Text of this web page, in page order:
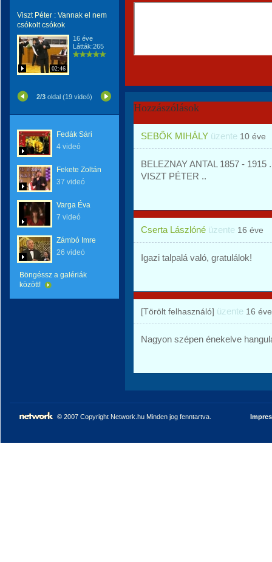
Viszt Péter : Vannak el nem
csókolt csókok
02:46
16 éve
Látták:265
2/3 oldal (19 videó)
Fedák Sári
4 videó
Fekete Zoltán
37 videó
Varga Éva
7 videó
Zámbó Imre
26 videó
Böngéssz a galériák
között!
Hozzászólások
SEBŐK MIHÁLY üzente 10 éve
BELEZNAY ANTAL 1857 - 1915
VISZT PÉTER ..
Cserta Lászlóné üzente 16 éve
Igazi talpalá való, gratulálok!
[Törölt felhasználó] üzente 16 éve
Nagyon szépen énekelve
© 2007 Copyright Network.hu Minden jog fenntartva.